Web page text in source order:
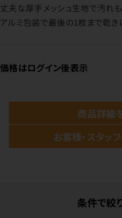
丈夫な厚手メッシュ生地で汚れも
アルミ包装で最後の1枚まで乾き
価格はログイン後表示
商品詳細
お客様・スタッ
条件で絞